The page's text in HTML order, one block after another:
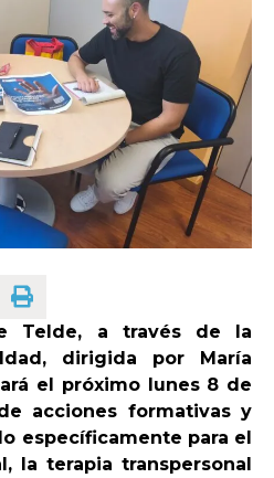
Telde, a través de la
dirigida por María
el próximo lunes 8 de
acciones formativas y
específicamente para el
la terapia transpersonal